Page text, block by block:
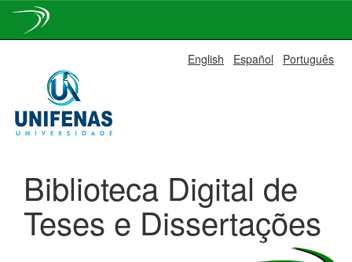
navigation
English Español Português
Biblioteca Digital de
Teses e Dissertações